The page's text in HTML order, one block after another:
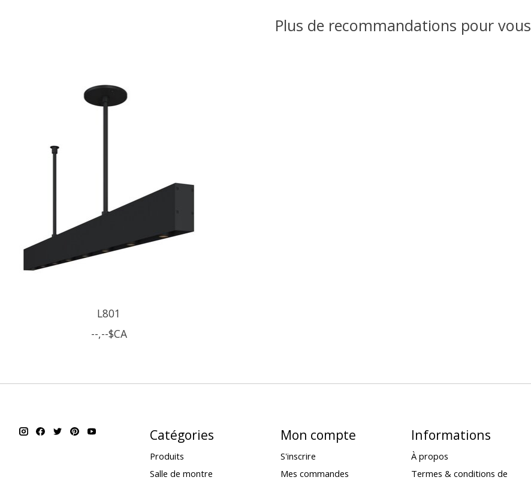
Plus de recommandations pour vous
L801
--,--$CA
Catégories
Produits
Salle de montre
Mon compte
S'inscrire
Mes commandes
Informations
À propos
Termes & conditions de